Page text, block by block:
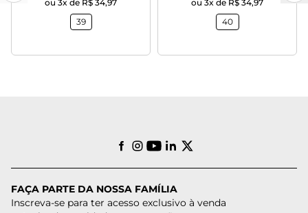
ou 3x de R$ 34,97
39
ou 3x de R$ 34,97
40
FAÇA PARTE DA NOSSA FAMÍLIA
Inscreva-se para ter acesso exclusivo à venda